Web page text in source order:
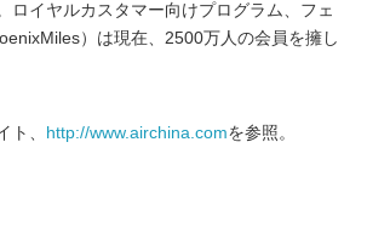
ロイヤルカスタマー向けプログラム、フェ
）は現在、2500万人の会員を擁し
ト、 http://www.airchina.comを参照。